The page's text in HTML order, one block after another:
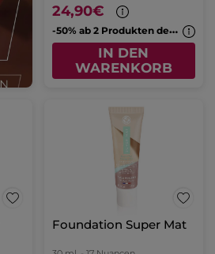
24,90€
-
50% ab 2 Produkten deiner Wahl
IN DEN
WARENKORB
Foundation Super Mat